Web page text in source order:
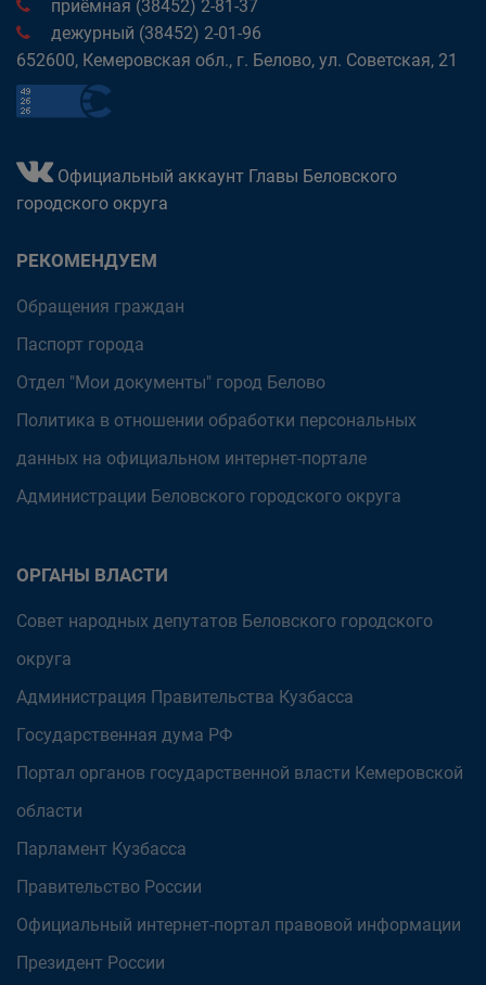
приёмная (38452) 2-81-37
дежурный (38452) 2-01-96
652600, Кемеровская обл., г. Белово, ул. Советская, 21
Официальный аккаунт Главы Беловского
городского округа
РЕКОМЕНДУЕМ
Обращения граждан
Паспорт города
Отдел "Мои документы" город Белово
Политика в отношении обработки персональных
данных на официальном интернет-портале
Администрации Беловского городского округа
ОРГАНЫ ВЛАСТИ
Совет народных депутатов Беловского городского
округа
Администрация Правительства Кузбасса
Государственная дума РФ
Портал органов государственной власти Кемеровской
области
Парламент Кузбасса
Правительство России
Официальный интернет-портал правовой информации
Президент России